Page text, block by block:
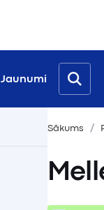
Jaunumi
Sākums